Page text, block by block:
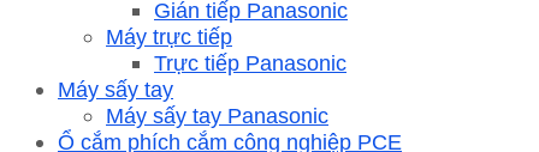
Gián tiếp Panasonic
Máy trực tiếp
Trực tiếp Panasonic
Máy sấy tay
Máy sấy tay Panasonic
Ổ cắm phích cắm công nghiệp PCE